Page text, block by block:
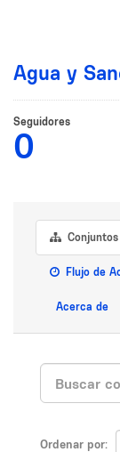
Agua y
Seguidores
0
Flujo de
Acerca de
Ordenar por